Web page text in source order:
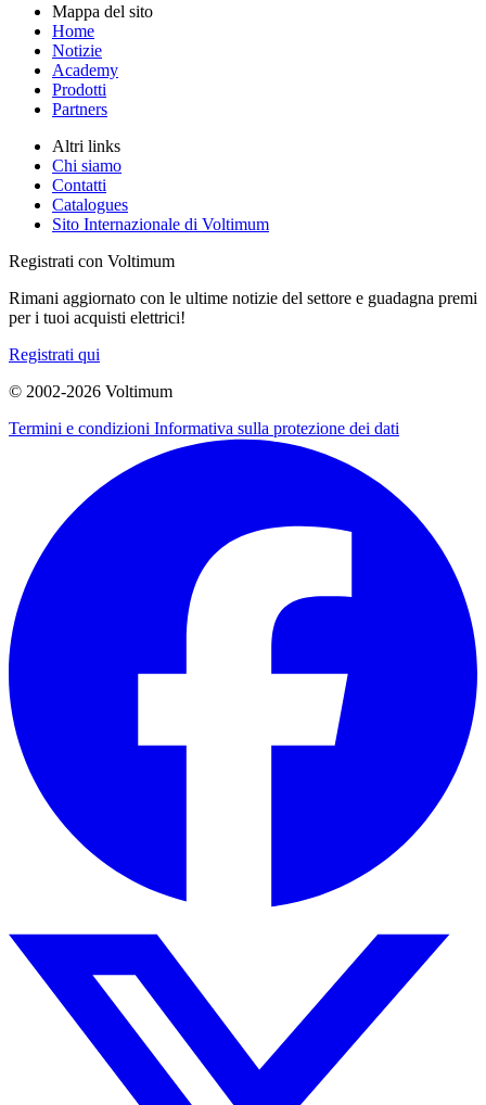
Mappa del sito
Home
Notizie
Academy
Prodotti
Partners
Altri links
Chi siamo
Contatti
Catalogues
Sito Internazionale di Voltimum
Registrati con Voltimum
Rimani aggiornato con le ultime notizie del settore e guadagna premi
per i tuoi acquisti elettrici!
Registrati qui
© 2002-2026 Voltimum
Termini e condizioni Informativa sulla protezione dei dati